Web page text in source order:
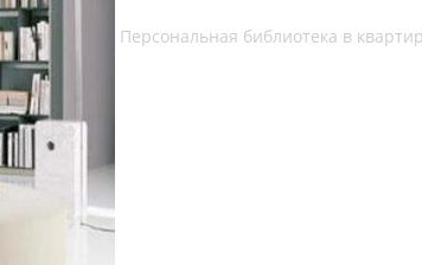
Персональная библиотека в